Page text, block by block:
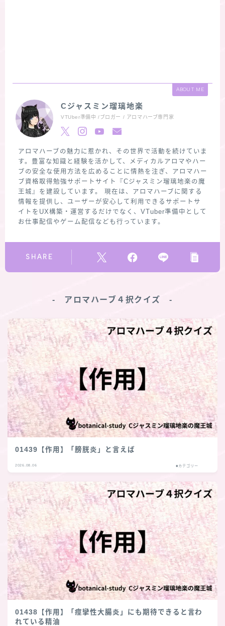
ABOUT ME
Cジャスミン瑠璃地楽
VTUber準備中 /ブロガー / アロマハーブ専門家
アロマハーブの魅力に惹かれ、その世界で活動を続けていま
す。豊富な知識と経験を活かして、メディカルアロマやハー
ブの安全な使用方法を広めることに情熱を注ぎ、アロマハー
ブ資格取得勉強サポートサイト『Cジャスミン瑠璃地楽の魔
王城』を建設しています。 現在は、アロマハーブに関する
情報を提供し、ユーザーが安心して利用できるサポートサ
イトをUX構築・運営するだけでなく、VTuber準備中として
お仕事配信やゲーム配信なども行っています。
SHARE
‐ アロマハーブ４択クイズ ‐
01439【作用】「膀胱炎」と言えば
2026.08.06 ■カテゴリー
01438【作用】「痙攣性大腸炎」にも期待できると言わ
れている精油